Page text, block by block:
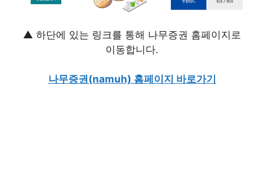
▲ 하단에 있는 링크를 통해 나무증권 홈페이지로
이동합니다.
나무증권(namuh) 홈페이지 바로가기